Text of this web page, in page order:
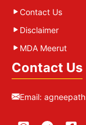
Contact Us
Disclaimer
MDA Meerut
Contact Us
Email: